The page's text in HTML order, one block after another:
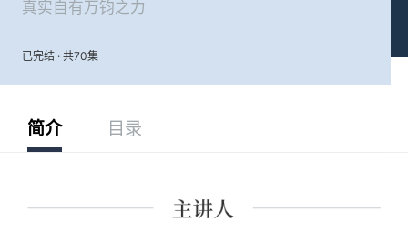
真实自有万钧之力
已完结 · 共70集
简介 目录